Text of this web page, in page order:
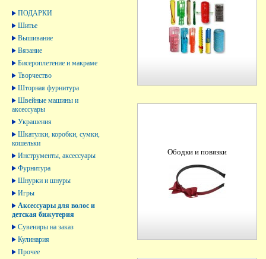
ПОДАРКИ
Шитье
Вышивание
Вязание
Бисероплетение и макраме
Творчество
Шторная фурнитура
Швейные машины и
аксессуары
Украшения
Шкатулки, коробки, сумки,
кошельки
Инструменты, аксессуары
Фурнитура
Шнурки и шнуры
Игры
Аксессуары для волос и
детская бижутерия
Сувениры на заказ
Кулинария
Прочее
Ободки и повязки